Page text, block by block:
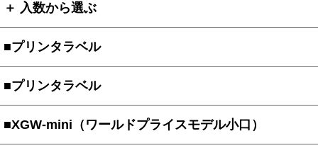
＋ 入数から選ぶ
■プリンタラベル
■プリンタラベル
■XGW-mini（ワールドプライスモデル小口）